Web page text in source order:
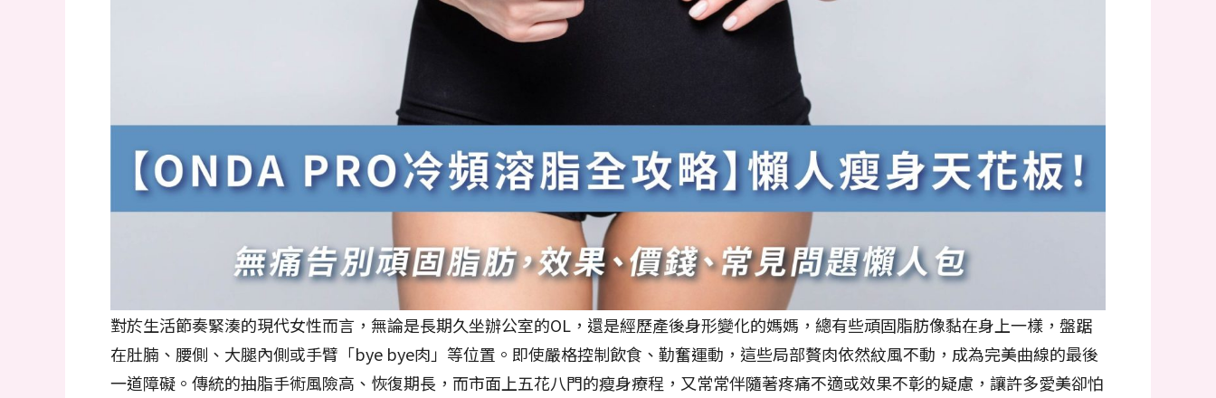
對於生活節奏緊湊的現代女性而言，無論是長期久坐辦公室的OL，還是經歷產後身形變化的媽媽，總有些頑固脂肪像黏在身上一樣，盤踞
在肚腩、腰側、大腿內側或手臂「bye bye肉」等位置。即使嚴格控制飲食、勤奮運動，這些局部贅肉依然紋風不動，成為完美曲線的最後
一道障礙。傳統的抽脂手術風險高、恢復期長，而市面上五花八門的瘦身療程，又常常伴隨著疼痛不適或效果不彰的疑慮，讓許多愛美卻怕